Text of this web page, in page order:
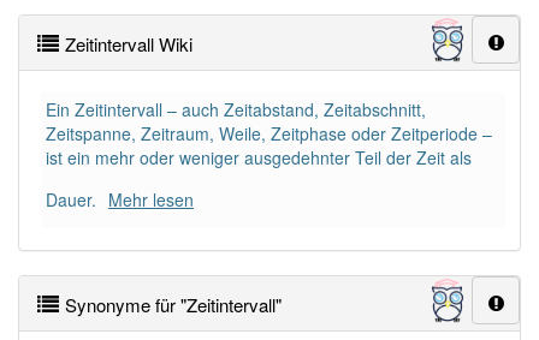
Häufigkeit: 4 von 10
Wörter mit Endung-zeitintervallaber mit einem
anderen Artikeldas: 0
88% unserer Spielapp-Nutzer haben den Artikel
Zeitintervall Wiki
Ein Zeitintervall – auch Zeitabstand, Zeitabschnitt,
Zeitspanne, Zeitraum, Weile, Zeitphase oder Zeitperiode –
ist ein mehr oder weniger ausgedehnter Teil der Zeit als
Dauer. Mehr lesen
Synonyme für "Zeitintervall"